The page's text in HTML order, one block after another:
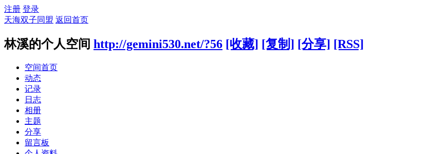
注册 登录
天海双子同盟 返回首页
林溪的个人空间 http://gemini530.net/?56 [收藏] [复制] [分享] [RSS]
空间首页
动态
记录
日志
相册
主题
分享
留言板